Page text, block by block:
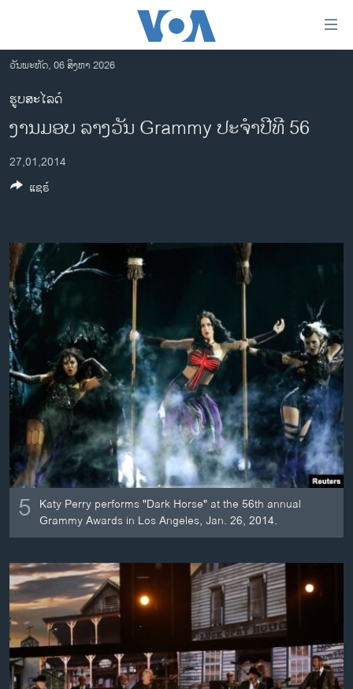
ເຂົ້າ
ຫາ
ຂ້າມ
ຂ້າມ
ໄປ
ຫາ
ລາວ
ອາເມຣິກາ
ການເລືອກຕັ້ງ ປະທານາທີບໍດີ ສະຫະລັດ 2024
ຂ່າວ​ຈີນ
ເອເຊຍ
ອິດສະຫຼະພາບດ້ານການຂ່າວ
ຊີວິດຊາວລາວ
ຊຸມຊົນຊາວລາວ
ວິທະຍາສາດ-ເທັກໂນໂລຈີ
ທຸລະກິດ
ພາສາອັງກິດ
ວີດີໂອ
ສຽງ
ລາຍການກະຈາຍສຽງ
ລາຍງານ
ຕິດຕາມພວກເຮົາ ທີ່
ພາສາຕ່າງໆ
ວັນພະຫັດ, 06 ສິງຫາ 2026
ຮູບສະໄລດ໌
ງານມອບ ລາງວັນ Grammy ປະ​ຈຳ​ປີ​ທີ 56
27,01,2014
5 Katy Perry performs "Dark Horse" at the 56th annual
Grammy Awards in Los Angeles, Jan. 26, 2014.
ແຊຣ໌